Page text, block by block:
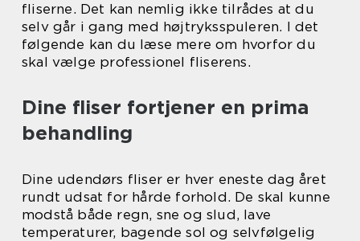
fliserne. Det kan nemlig ikke tilrådes at du
selv går i gang med højtryksspuleren. I det
følgende kan du læse mere om hvorfor du
skal vælge professionel fliserens.
Dine fliser fortjener en prima
behandling
Dine udendørs fliser er hver eneste dag året
rundt udsat for hårde forhold. De skal kunne
modstå både regn, sne og slud, lave
temperaturer, bagende sol og selvfølgelig